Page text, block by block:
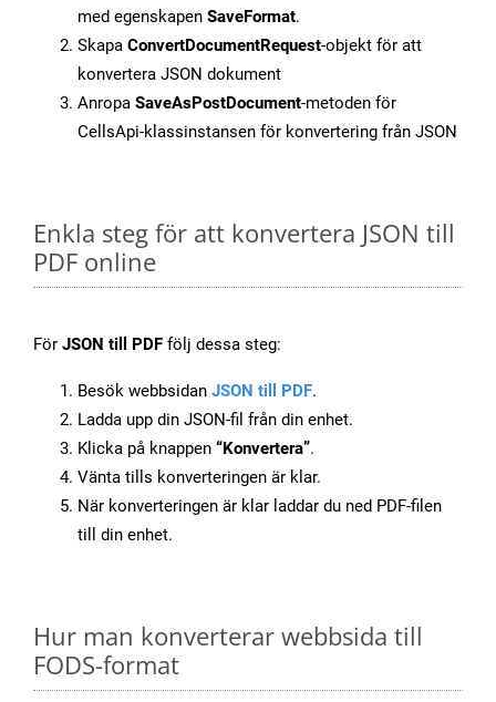
med egenskapen SaveFormat.
Skapa ConvertDocumentRequest-objekt för att
konvertera JSON dokument
Anropa SaveAsPostDocument-metoden för
CellsApi-klassinstansen för konvertering från JSON
Enkla steg för att konvertera JSON till
PDF online
För JSON till PDF följ dessa steg:
Besök webbsidan JSON till PDF.
Ladda upp din JSON-fil från din enhet.
Klicka på knappen “Konvertera”.
Vänta tills konverteringen är klar.
När konverteringen är klar laddar du ned PDF-filen
till din enhet.
Hur man konverterar webbsida till
FODS-format